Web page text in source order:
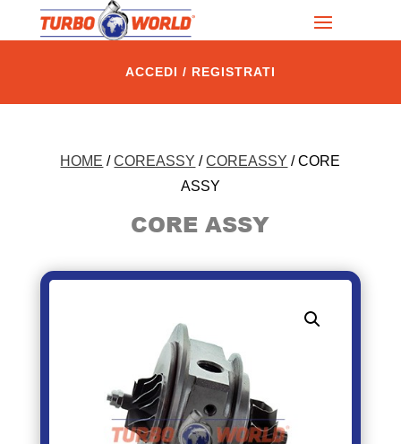
ACCEDI / REGISTRATI
HOME /COREASSY /COREASSY / CORE
ASSY
CORE ASSY